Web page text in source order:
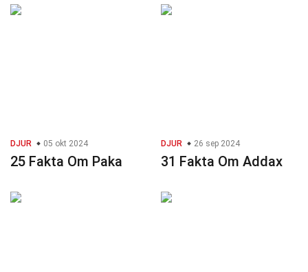
DJUR 05 okt 2024
25 Fakta Om Paka
DJUR 26 sep 2024
31 Fakta Om Addax